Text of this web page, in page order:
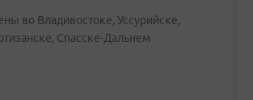
во Владивостоке, Уссурийске,
Спасске-Дальнем